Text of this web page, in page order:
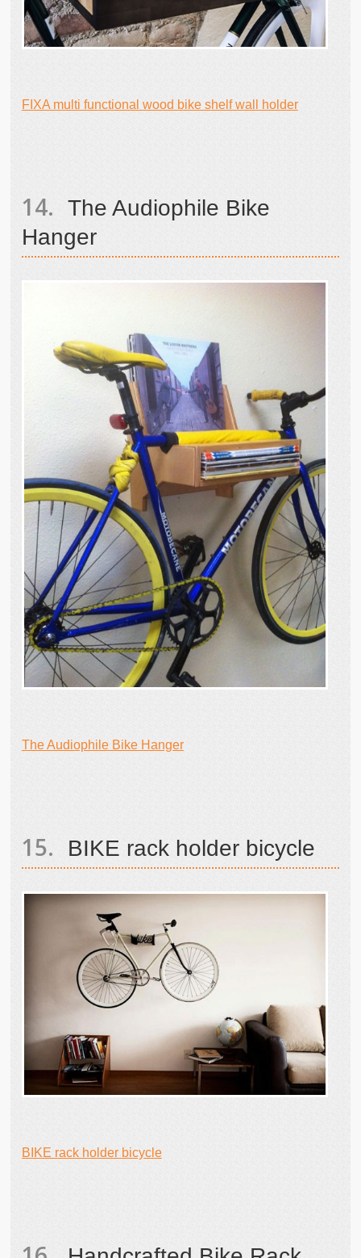
FIXA multi functional wood bike shelf wall holder
The Audiophile Bike
Hanger
The Audiophile Bike Hanger
BIKE rack holder bicycle
BIKE rack holder bicycle